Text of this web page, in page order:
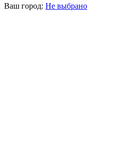
Ваш город: Не выбрано